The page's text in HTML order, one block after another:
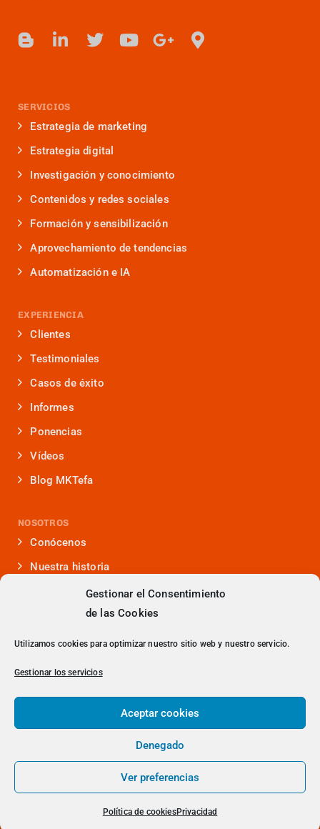
Gestionar el Consentimiento
de las Cookies
Utilizamos cookies para optimizar nuestro sitio web y nuestro servicio.
Gestionar los servicios
Aceptar cookies
Denegado
Ver preferencias
Política de cookiesPrivacidad
SERVICIOS
Estrategia de marketing
Estrategia digital
Investigación y conocimiento
Contenidos y redes sociales
Formación y sensibilización
Aprovechamiento de tendencias
Automatización e IA
EXPERIENCIA
Clientes
Testimoniales
Casos de éxito
Informes
Ponencias
Vídeos
Blog MKTefa
NOSOTROS
Conócenos
Nuestra historia
Iniciativas que lideramos
Noticias y eventos
Presencia en medios
> Política de Privacidad
© 2023 Copyright - DITRENDIA